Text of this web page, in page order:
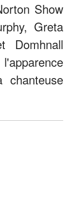
Show
Greta
Domhnall
chanteuse